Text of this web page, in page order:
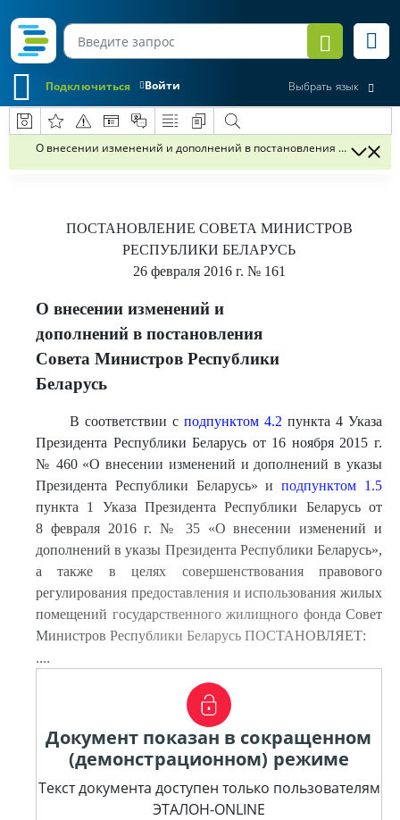
Войти
Подключиться Выбрать язык
О внесении изменений и дополнений в постановления Совета
ПОСТАНОВЛЕНИЕ СОВЕТА МИНИСТРОВ
РЕСПУБЛИКИ БЕЛАРУСЬ
26 февраля 2016 г. № 161
О внесении изменений и
дополнений в постановления
Совета Министров Республики
Беларусь
В соответствии с подпунктом 4.2 пункта 4 Указа
Президента Республики Беларусь от 16 ноября 2015 г.
№ 460 «О внесении изменений и дополнений в указы
Президента Республики Беларусь» иподпунктом 1.5
пункта 1 Указа Президента Республики Беларусь от
8 февраля 2016 г. № 35 «О внесении изменений и
дополнений в указы Президента Республики Беларусь»,
а также в целях совершенствования правового
регулирования предоставления и использования жилых
помещений государственного жилищного фонда Совет
Министров Республики Беларусь ПОСТАНОВЛЯЕТ:
....
Документ показан в сокращенном
(демонстрационном) режиме
Текст документа доступен только пользователям
ЭТАЛОН-ONLINE